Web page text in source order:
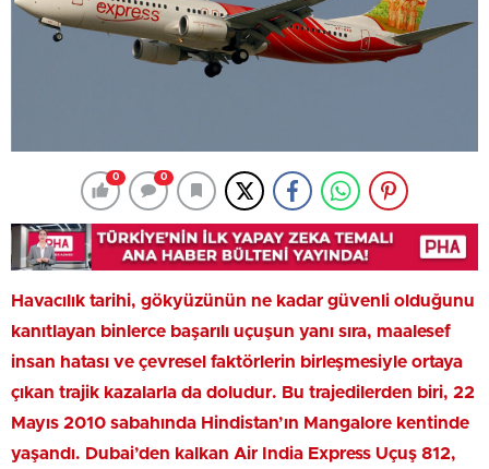
0 0
Havacılık tarihi, gökyüzünün ne kadar güvenli olduğunu
kanıtlayan binlerce başarılı uçuşun yanı sıra, maalesef
insan hatası ve çevresel faktörlerin birleşmesiyle ortaya
çıkan trajik kazalarla da doludur. Bu trajedilerden biri, 22
Mayıs 2010 sabahında Hindistan’ın Mangalore kentinde
yaşandı. Dubai’den kalkan Air India Express Uçuş 812,